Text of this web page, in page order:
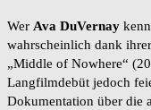
Wer Ava DuVernay
wahrscheinlich dank
„Middle of Nowhere“
Langfilmdebüt jedoch
Dokumentation über die